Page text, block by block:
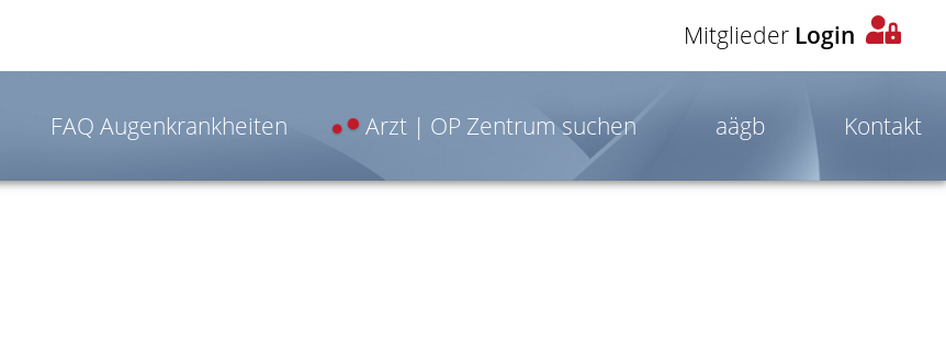
Mitglieder Login
FAQ Augenkrankheiten Arzt | OP Zentrum suchen aägb Kontakt